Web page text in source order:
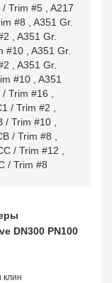
/ Trim #5
A217
#8
A351 Gr.
A351 Gr.
#10
A351 Gr.
A351 Gr.
#10
A351
Trim #16
/ Trim #2
/ Trim #10
/ Trim #8
/ Trim #12
/ Trim #8
DN300 PN100
клин